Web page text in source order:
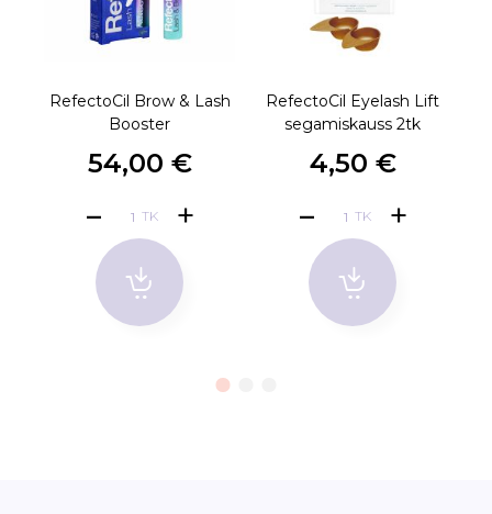
RefectoCil Brow & Lash
Booster
54,00 €
TK
RefectoCil Eyelash Lift
segamiskauss 2tk
4,50 €
TK